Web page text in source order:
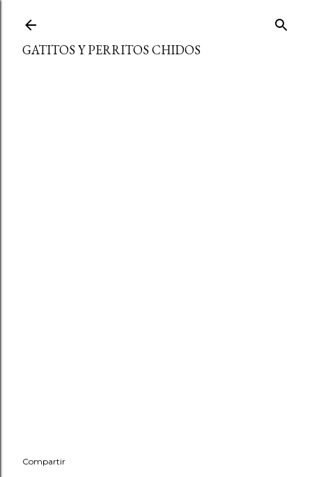
GATITOS Y PERRITOS CHIDOS
Compartir